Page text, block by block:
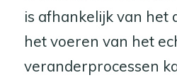
is afhankelijk van het
het voeren van het
veranderprocessen